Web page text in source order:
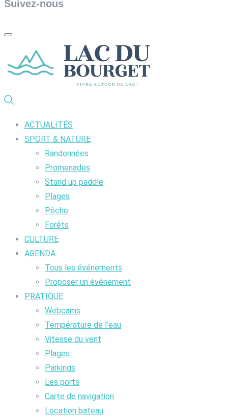
Suivez-nous
ACTUALITÉS
SPORT & NATURE
Randonnées
Promenades
Stand up paddle
Plages
Pêche
Forêts
CULTURE
AGENDA
Tous les événements
Proposer un événement
PRATIQUE
Webcams
Température de l’eau
Vitesse du vent
Plages
Parkings
Les ports
Carte de navigation
Location bateau